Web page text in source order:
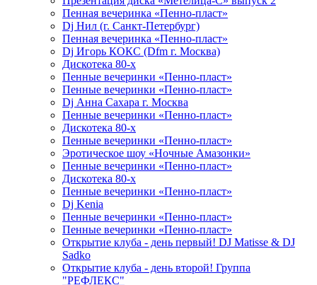
Пенная вечеринка «Пенно-пласт»
Dj Нил (г. Санкт-Петербург)
Пенная вечеринка «Пенно-пласт»
Dj Игорь КОКС (Dfm г. Москва)
Дискотека 80-х
Пенные вечеринки «Пенно-пласт»
Пенные вечеринки «Пенно-пласт»
Dj Анна Сахара г. Москва
Пенные вечеринки «Пенно-пласт»
Дискотека 80-х
Пенные вечеринки «Пенно-пласт»
Эротическое шоу «Ночные Амазонки»
Пенные вечеринки «Пенно-пласт»
Дискотека 80-х
Пенные вечеринки «Пенно-пласт»
Dj Kenia
Пенные вечеринки «Пенно-пласт»
Пенные вечеринки «Пенно-пласт»
Открытие клуба - день первый! DJ Matisse & DJ
Sadko
Открытие клуба - день второй! Группа
"РЕФЛЕКС"